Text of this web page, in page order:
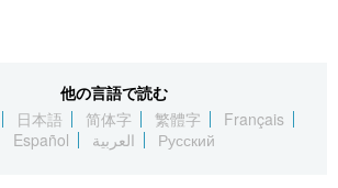
العربية お知らせ
他の言語で読む
日本語 简体字 繁體字
Français
Español
العربية Русский